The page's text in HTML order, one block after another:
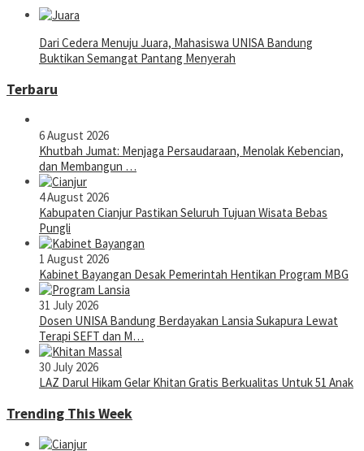
Dari Cedera Menuju Juara, Mahasiswa UNISA Bandung
Buktikan Semangat Pantang Menyerah
Terbaru
6 August 2026
Khutbah Jumat: Menjaga Persaudaraan, Menolak Kebencian,
dan Membangun …
4 August 2026
Kabupaten Cianjur Pastikan Seluruh Tujuan Wisata Bebas
Pungli
1 August 2026
Kabinet Bayangan Desak Pemerintah Hentikan Program MBG
31 July 2026
Dosen UNISA Bandung Berdayakan Lansia Sukapura Lewat
Terapi SEFT dan M…
30 July 2026
LAZ Darul Hikam Gelar Khitan Gratis Berkualitas Untuk 51 Anak
Trending This Week